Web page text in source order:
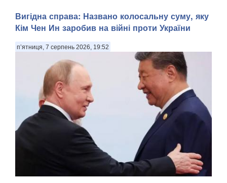
Вигідна справа: Названо колосальну суму, яку
Кім Чен Ин заробив на війні проти України
п’ятниця, 7 серпень 2026, 19:52